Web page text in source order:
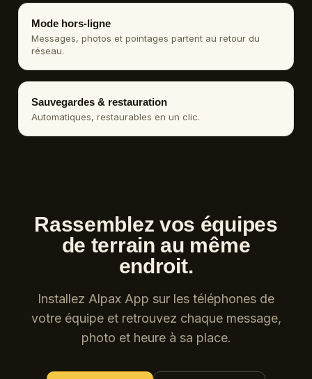
Mode hors-ligne
Messages, photos et pointages partent au retour du
réseau.
Sauvegardes & restauration
Automatiques, restaurables en un clic.
Rassemblez vos équipes
de terrain au même
endroit.
Installez Alpax App sur les téléphones de
votre équipe et retrouvez chaque message,
photo et heure à sa place.